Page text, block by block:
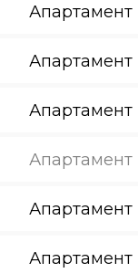
Апартамент
Апартамент
Апартамент
Апартамент
Апартамент
Апартамент